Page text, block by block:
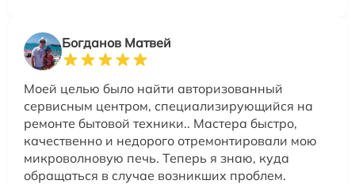
Богданов Матвей
Моей целью было найти авторизованный
сервисным центром, специализирующийся на
ремонте бытовой техники.. Мастера быстро,
качественно и недорого отремонтировали мою
микроволновую печь. Теперь я знаю, куда
обращаться в случае возникших проблем.